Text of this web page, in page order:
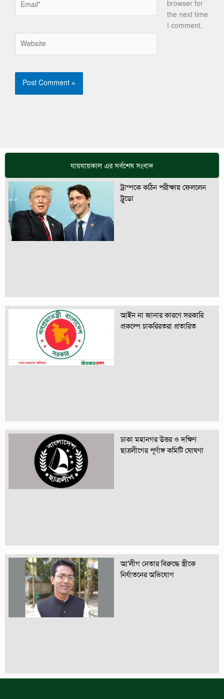
browser for
the next time
I comment.
যায়যায়কাল এর সর্বশেষ সংবাদ
ট্রাম্পকে কঠিন পরীক্ষায় ফেললেন
ট্রুডো
আইন না জানার কারণে সরকারি
প্রকল্পে চাকরিরতরা প্রতারিত
ঢাকা মহানগর উত্তর ও দক্ষিণ
ছাত্রলীগের পূর্ণাঙ্গ কমিটি ঘোষণা
আ’লীগ নেতার বিরুদ্ধে স্ত্রীকে
নির্যাতনের অভিযোগ